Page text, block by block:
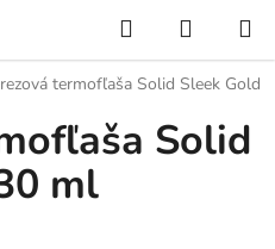
Hľadať
KOŠÍK
termofľaša Solid Sleek Gold
Solid
ml